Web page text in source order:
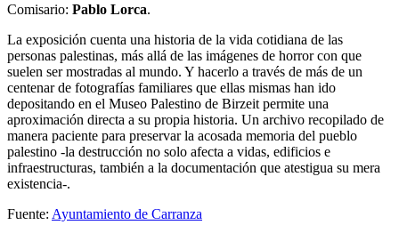
Comisario: Pablo Lorca.
La exposición cuenta una historia de la vida cotidiana de las
personas palestinas, más allá de las imágenes de horror con que
suelen ser mostradas al mundo. Y hacerlo a través de más de un
centenar de fotografías familiares que ellas mismas han ido
depositando en el Museo Palestino de Birzeit permite una
aproximación directa a su propia historia. Un archivo recopilado de
manera paciente para preservar la acosada memoria del pueblo
palestino -la destrucción no solo afecta a vidas, edificios e
infraestructuras, también a la documentación que atestigua su mera
existencia-.
Fuente: Ayuntamiento de Carranza